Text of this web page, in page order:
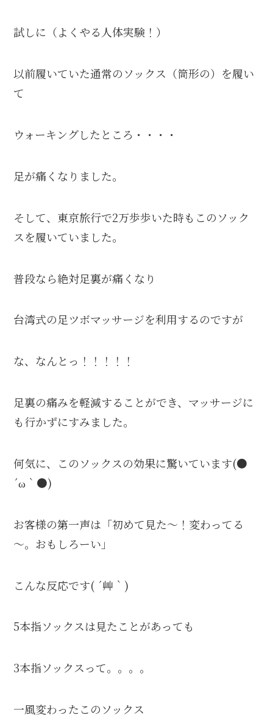
試しに（よくやる人体実験！）
以前履いていた通常のソックス（筒形の）を履い
て
ウォーキングしたところ・・・・
足が痛くなりました。
そして、東京旅行で2万歩歩いた時もこのソック
スを履いていました。
普段なら絶対足裏が痛くなり
台湾式の足ツボマッサージを利用するのですが
な、なんとっ！！！！！
足裏の痛みを軽減することができ、マッサージに
も行かずにすみました。
何気に、このソックスの効果に驚いています(●
´ω｀●)
お客様の第一声は「初めて見た～！変わってる
～。おもしろーい」
こんな反応です( ´艸｀)
5本指ソックスは見たことがあっても
3本指ソックスって。。。。
一風変わったこのソックス